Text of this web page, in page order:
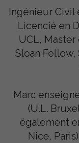
Ingénieur
Licencié en
UCL, Master
Sloan
Marc
(U.L.
également
Nice,